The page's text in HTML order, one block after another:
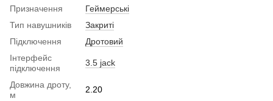
Призначення
Геймерські
Тип навушників
Закриті
Підключення
Дротовий
Інтерфейс
підключення
3.5 jack
Довжина дроту,
м
2.20